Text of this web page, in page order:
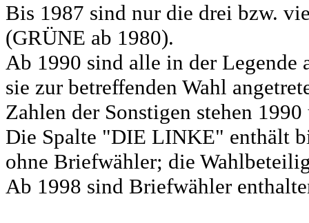
Bis 1987 sind nur die drei bzw.
(GRÜNE ab 1980).
Ab 1990 sind alle in der Legende
sie zur betreffenden Wahl
Zahlen der Sonstigen stehen
Die Spalte "DIE LINKE" enthält
ohne Briefwähler; die
Ab 1998 sind Briefwähler